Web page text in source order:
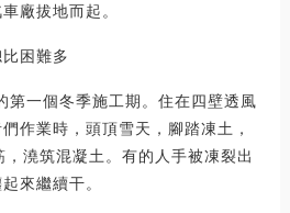
廠拔地而起。
困難多
第一個冬季施工期。住在四壁透風
作業時，頭頂雪天，腳踏凍土，
澆筑混凝土。有的人手被凍裂出
來繼續干。